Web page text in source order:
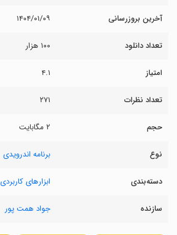
آخرین بروزرسانی ۱۴۰۴/۰۱/۰۹
تعداد دانلود ۱۰۰ هزار
امتیاز ۴.۱
تعداد نظرات ۲۷۱
حجم ۲ مگابایت
نوع برنامه اندرویدی
دسته‌بندی ابزارهای کاربردی
سازنده جواد همت پور